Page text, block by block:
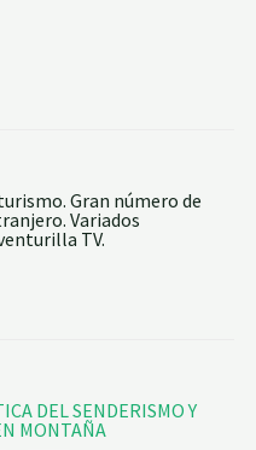
Gran número de
Variados
TV.